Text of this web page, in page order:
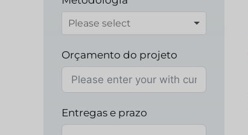
Orçamento do projeto
Entregas e prazo